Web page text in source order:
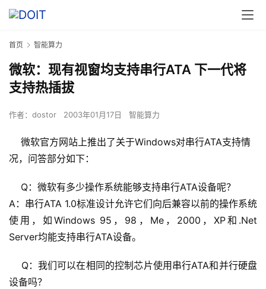
首页 智能算力
微软：现有视窗均支持串行ATA 下一代将
支持热插拔
作者： dostor 2003年01月17日 智能算力
微软官方网站上推出了关于Windows对串行ATA支持情
况，问答部分如下：
Q：微软有多少操作系统能够支持串行ATA设备呢？
A：串行ATA 1.0标准设计允许它们向后兼容以前的操作系统
使用，如Windows 95，98，Me，2000，XP和.Net
Server均能支持串行ATA设备。
Q：我们可以在相同的控制芯片使用串行ATA和并行硬盘
设备吗？